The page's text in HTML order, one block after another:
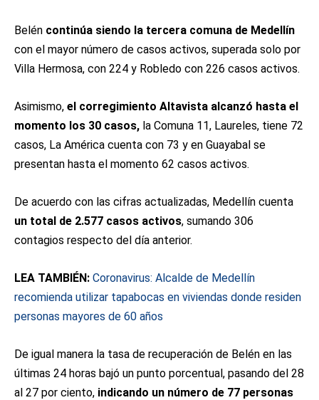
Belén continúa siendo la tercera comuna de Medellín
con el mayor número de casos activos, superada solo por
Villa Hermosa, con 224 y Robledo con 226 casos activos.
Asimismo, el corregimiento Altavista alcanzó hasta el
momento los 30 casos, la Comuna 11, Laureles, tiene 72
casos, La América cuenta con 73 y en Guayabal se
presentan hasta el momento 62 casos activos.
De acuerdo con las cifras actualizadas, Medellín cuenta
un total de 2.577 casos activos, sumando 306
contagios respecto del día anterior.
LEA TAMBIÉN: Coronavirus: Alcalde de Medellín
recomienda utilizar tapabocas en viviendas donde residen
personas mayores de 60 años
De igual manera la tasa de recuperación de Belén en las
últimas 24 horas bajó un punto porcentual, pasando del 28
al 27 por ciento, indicando un número de 77 personas